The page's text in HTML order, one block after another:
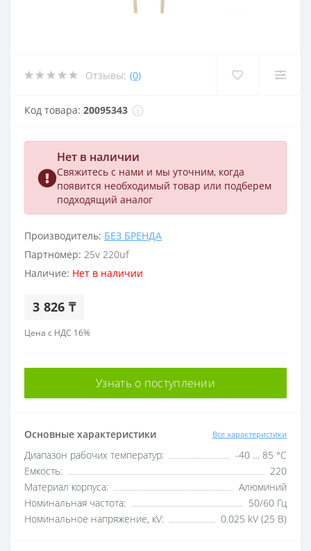
Отзывы: (0)
Код товара: 20095343
Нет в наличии
Свяжитесь с нами и мы уточним, когда
появится необходимый товар или подберем
подходящий аналог
Производитель: БЕЗ БРЕНДА
Партномер: 25v 220uf
Наличие: Нет в наличии
3 826 ₸
Цена с НДС 16%
Узнать о поступлении
Основные характеристики Все характеристики
Диапазон рабочих температур:
-40 … 85 °C
Емкость:
220
Материал корпуса:
Алюминий
Номинальная частота:
50/60 Гц
Номинальное напряжение, кV:
0.025 kV (25 В)